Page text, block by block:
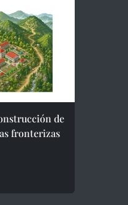
de
fronterizas